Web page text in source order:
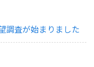
調査が始まりました